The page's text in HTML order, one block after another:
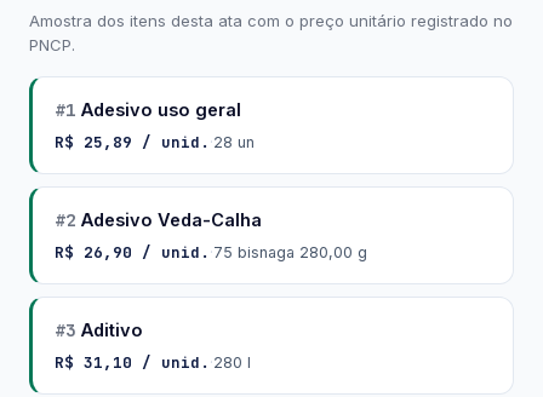
Amostra dos itens desta ata com o preço unitário registrado no
PNCP.
#1 Adesivo uso geral
R$ 25,89 / unid. ·28 un
#2 Adesivo Veda-Calha
R$ 26,90 / unid. ·75 bisnaga 280,00 g
#3 Aditivo
R$ 31,10 / unid. ·280 l